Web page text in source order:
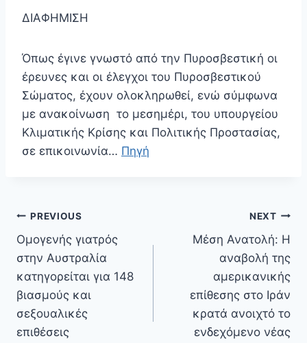
ΔΙΑΦΗΜΙΣΗ
Όπως έγινε γνωστό από την Πυροσβεστική οι
έρευνες και οι έλεγχοι του Πυροσβεστικού
Σώματος, έχουν ολοκληρωθεί, ενώ σύμφωνα
με ανακοίνωση το μεσημέρι, του υπουργείου
Κλιματικής Κρίσης και Πολιτικής Προστασίας,
σε επικοινωνία… Πηγή
Πλοήγηση
άρθρων
PREVIOUS
Ομογενής γιατρός
στην Αυστραλία
κατηγορείται για 148
βιασμούς και
σεξουαλικές
επιθέσεις
NEXT
Μέση Ανατολή: Η
αναβολή της
αμερικανικής
επίθεσης στο Ιράν
κρατά ανοιχτό το
ενδεχόμενο νέας